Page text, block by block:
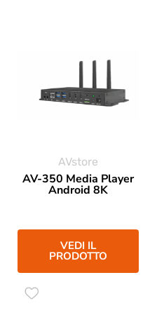
AVstore
AV-350 Media Player
Android 8K
VEDI IL
PRODOTTO